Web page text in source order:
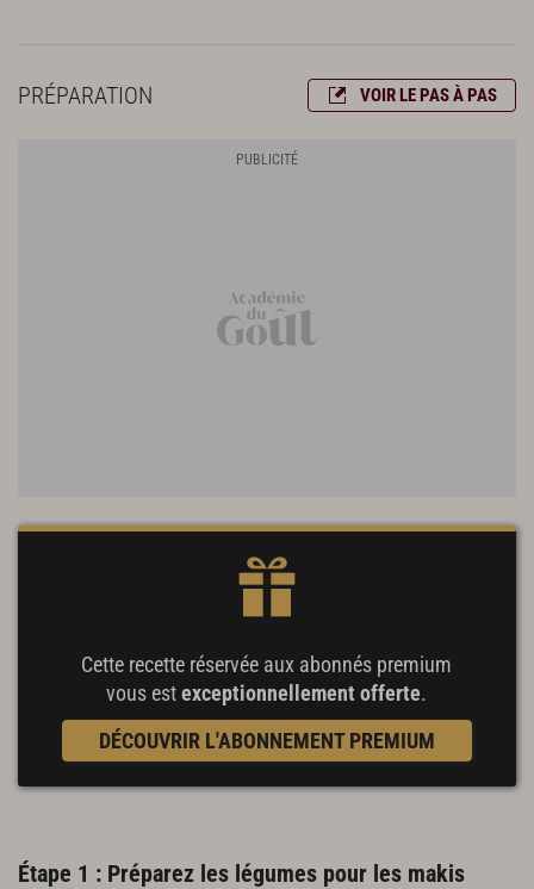
PRÉPARATION VOIR LE PAS À PAS
Cette recette réservée aux abonnés premium
vous estexceptionnellement offerte.
DÉCOUVRIR L'ABONNEMENT PREMIUM
Étape 1 : Préparez les légumes pour les makis